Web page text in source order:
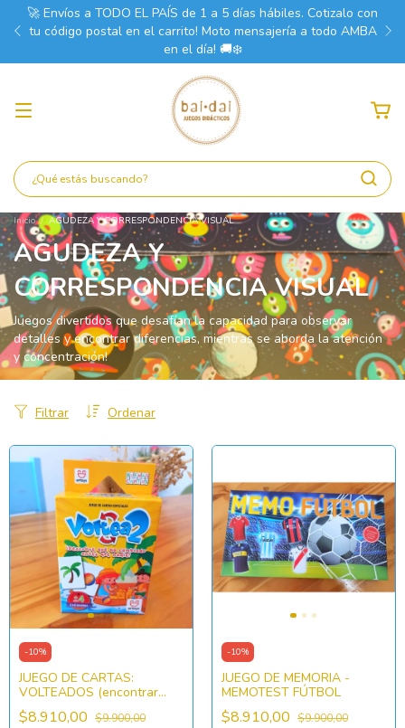
🚀 Envíos a TODO EL PAÍS de 1 a 5 días hábiles. Cotizalo con
tu código postal en el carrito! Moto mensajería a todo AMBA
en el día! 🚚❄️
Inicio / AGUDEZA Y CORRESPONDENCIA VISUAL
AGUDEZA Y
CORRESPONDENCIA VISUAL
Juegos divertidos que desafían la capacidad para observar
detalles y encontrar diferencias, mientras se aborda la atención
y concentración!
Ordenar
Filtrar
-10%
JUEGO DE CARTAS:
VOLTEADOS (encontrar
diferencias)
$8.910,00 $9.900,00
-10%
JUEGO DE MEMORIA -
MEMOTEST FÚTBOL
$8.910,00 $9.900,00